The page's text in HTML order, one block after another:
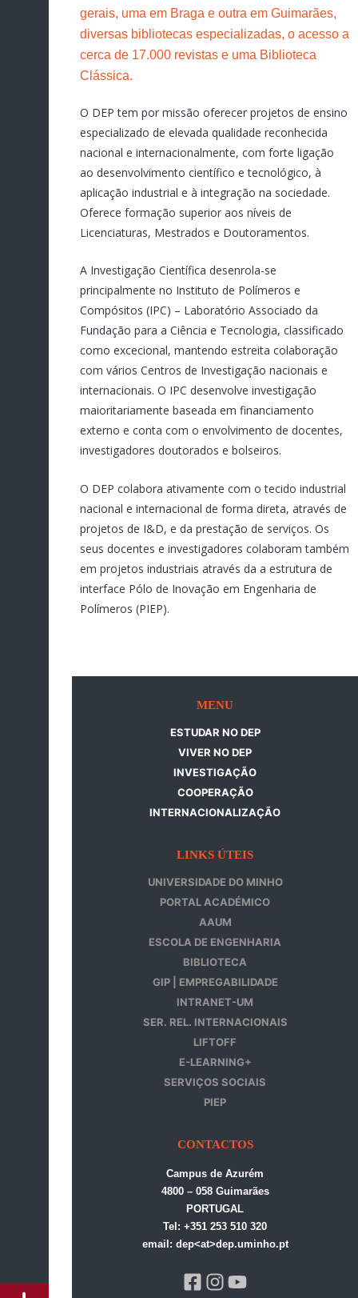
gerais, uma em Braga e outra em Guimarães,
diversas bibliotecas especializadas, o acesso a
cerca de 17.000 revistas e uma Biblioteca
Clássica.
O DEP tem por missão oferecer projetos de ensino
especializado de elevada qualidade reconhecida
nacional e internacionalmente, com forte ligação
ao desenvolvimento científico e tecnológico, à
aplicação industrial e à integração na sociedade.
Oferece formação superior aos níveis de
Licenciaturas, Mestrados e Doutoramentos.
A Investigação Científica desenrola-se
principalmente no Instituto de Polímeros e
Compósitos (IPC) – Laboratório Associado da
Fundação para a Ciência e Tecnologia, classificado
como excecional, mantendo estreita colaboração
com vários Centros de Investigação nacionais e
internacionais. O IPC desenvolve investigação
maioritariamente baseada em financiamento
externo e conta com o envolvimento de docentes,
investigadores doutorados e bolseiros.
O DEP colabora ativamente com o tecido industrial
nacional e internacional de forma direta, através de
projetos de I&D, e da prestação de serviços. Os
seus docentes e investigadores colaboram também
em projetos industriais através da a estrutura de
interface Pólo de Inovação em Engenharia de
Polímeros (PIEP).
MENU
ESTUDAR NO DEP
VIVER NO DEP
INVESTIGAÇÃO
COOPERAÇÃO
INTERNACIONALIZAÇÃO
LINKS ÚTEIS
UNIVERSIDADE DO MINHO
PORTAL ACADÉMICO
AAUM
ESCOLA DE ENGENHARIA
BIBLIOTECA
GIP | EMPREGABILIDADE
INTRANET-UM
SER. REL. INTERNACIONAIS
LIFTOFF
E-LEARNING+
SERVIÇOS SOCIAIS
PIEP
CONTACTOS
Campus de Azurém
4800 – 058 Guimarães
PORTUGAL
Tel: +351 253 510 320
email: dep<at>dep.uminho.pt